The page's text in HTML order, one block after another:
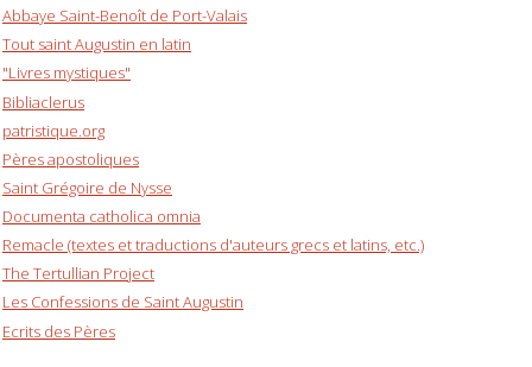
Abbaye Saint-Benoît de Port-Valais
Tout saint Augustin en latin
"Livres mystiques"
Bibliaclerus
patristique.org
Pères apostoliques
Saint Grégoire de Nysse
Documenta catholica omnia
Remacle (textes et traductions d'auteurs grecs et latins, etc.)
The Tertullian Project
Les Confessions de Saint Augustin
Ecrits des Pères